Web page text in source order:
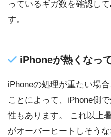
っているギガ数を確認し
す。
iPhoneが熱くなっ
iPhoneの処理が重たい場
ことによって、iPhone側
性もあります。 これ以上
がオーバーヒートしそう